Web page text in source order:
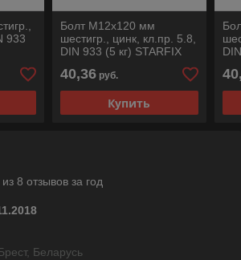
933
Болт М12х120 мм
шестигр., цинк, кл.пр. 5.8,
DIN 933 (5 кг) STARFIX
40,36руб.
Купить
8 отзывов за год
Беларусь